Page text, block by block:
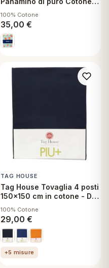
140x220 cm
100% Cotone
35,00 €
TAG HOUSE
Tag House Tovaglia 4 posti
150x150 cm in cotone - Dis
100% Cotone
29,00 €
+5 misure